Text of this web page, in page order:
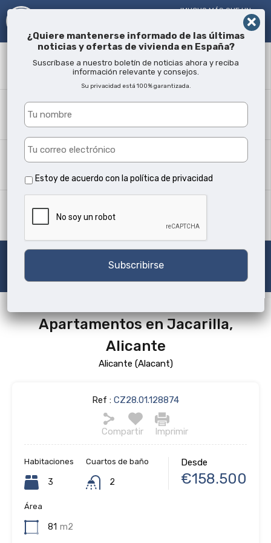
!MUCHO MÁS QUE UN
AGENTE INMOBILIARIO¡
¿Dónde?
Todas las ubicaciones
Tipo propiedad
Todos los tipos
Cualquiera
Buscar
Apartamentos en Jacarilla,
Alicante
Alicante (Alacant)
Ref : CZ28.01.128874
Compartir Imprimir
Desde
€158.500
Habitaciones
3
Cuartos de baño
2
Área
81 m2
¿Quiere mantenerse informado de las últimas
noticias y ofertas de vivienda en España?
Suscríbase a nuestro boletín de noticias ahora y reciba
información relevante y consejos.
Su privacidad está 100% garantizada.
Estoy de acuerdo con lapolítica de privacidad